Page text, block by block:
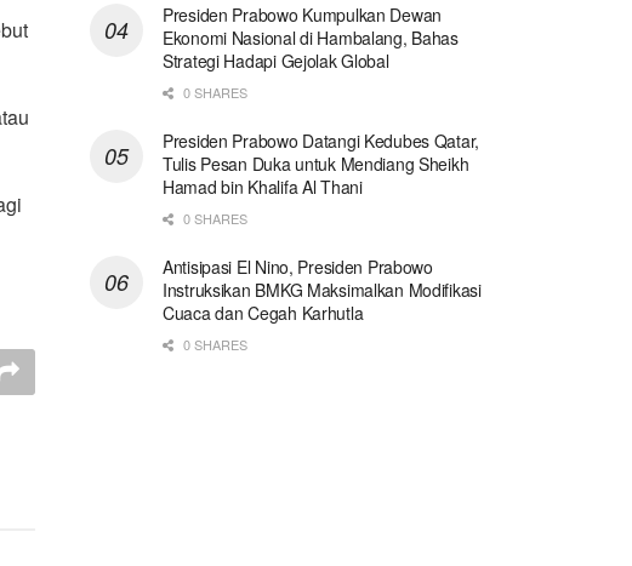
Presiden Prabowo Kumpulkan Dewan
Ekonomi Nasional di Hambalang, Bahas
Strategi Hadapi Gejolak Global
0 SHARES
Presiden Prabowo Datangi Kedubes Qatar,
Tulis Pesan Duka untuk Mendiang Sheikh
Hamad bin Khalifa Al Thani
0 SHARES
Antisipasi El Nino, Presiden Prabowo
Instruksikan BMKG Maksimalkan Modifikasi
Cuaca dan Cegah Karhutla
0 SHARES